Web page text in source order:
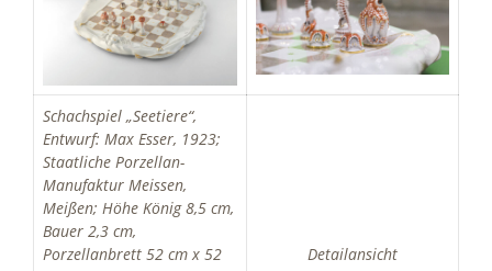
Schachspiel „Seetiere“,
Entwurf: Max Esser, 1923;
Staatliche Porzellan-
Manufaktur Meissen,
Meißen; Höhe König 8,5 cm,
Bauer 2,3 cm,
Porzellanbrett 52 cm x 52
Detailansicht